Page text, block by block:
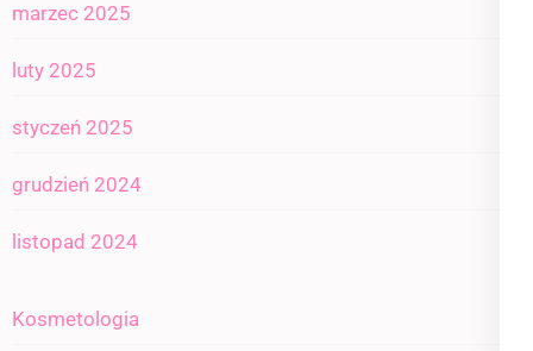
marzec 2025
luty 2025
styczeń 2025
grudzień 2024
listopad 2024
Kosmetologia